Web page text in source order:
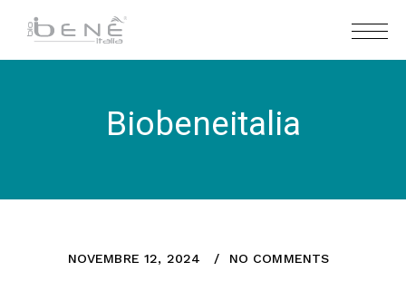
Biobeneitalia
NOVEMBRE 12, 2024 NO COMMENTS